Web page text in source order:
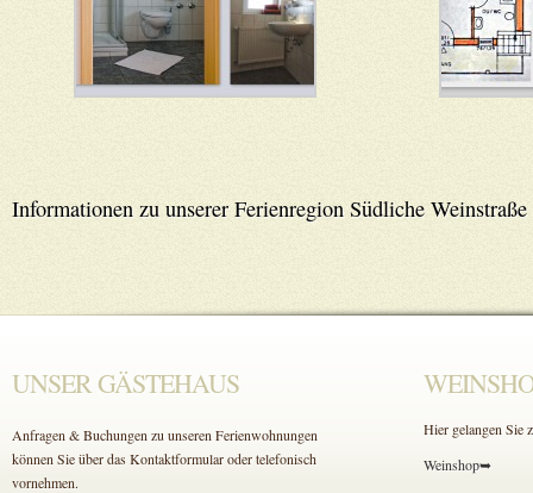
Informationen zu unserer Ferienregion Südliche
UNSER GÄSTEHAUS
Anfragen & Buchungen zu unseren Ferienwohnungen
können Sie über das Kontaktformular oder telefonisch
vornehmen.
Hier gelangen Sie
Weinshop➥